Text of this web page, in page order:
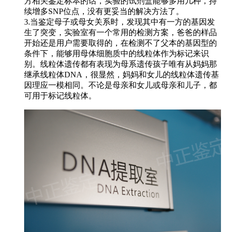
续增多SNP位点，没有更妥当的解决方法了。
3.当鉴定母子或母女关系时，发现其中有一方的基因发
生了突变，实验室有一个常用的检测方案，爸爸的样品
开始还是用户需要取得的，在检测不了父本的基因型的
条件下，能够用母体细胞质中的线粒体作为标记来识
别。线粒体遗传都有表现为母系遗传孩子唯有从妈妈那
继承线粒体DNA，很显然，妈妈和女儿的线粒体遗传基
因理应一模相同。不论是母亲和女儿或母亲和儿子，都
可用于标记线粒体。